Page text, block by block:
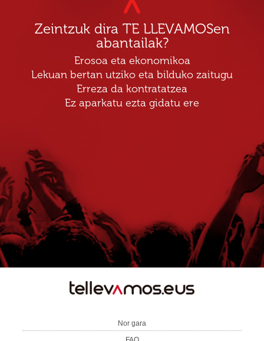
Zeintzuk dira TE LLEVAMOSen
abantailak?
Erosoa eta ekonomikoa
Lekuan bertan utziko eta bilduko zaitugu
Erreza da kontratatzea
Ez aparkatu ezta gidatu ere
Nor gara